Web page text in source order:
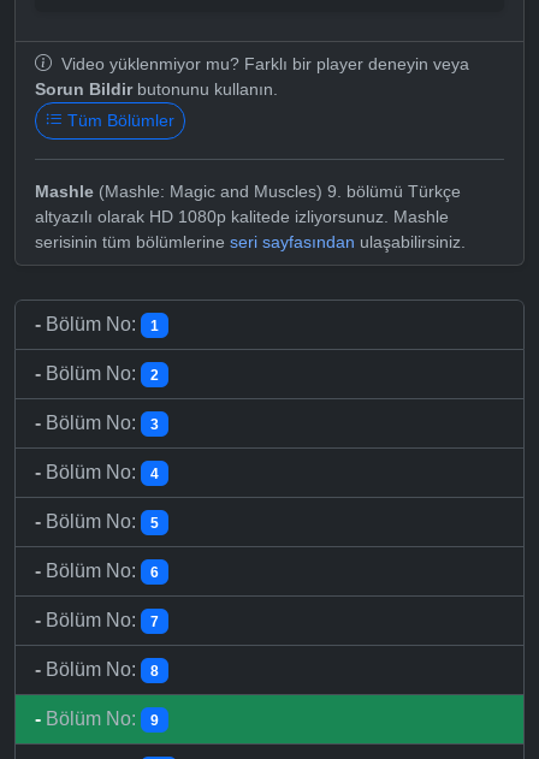
Video yüklenmiyor mu? Farklı bir player deneyin veya
Sorun Bildirbutonunu kullanın.
Tüm Bölümler
Mashle (Mashle: Magic and Muscles) 9. bölümü Türkçe
altyazılı olarak HD 1080p kalitede izliyorsunuz. Mashle
serisinin tüm bölümlerine seri sayfasından ulaşabilirsiniz.
- Bölüm No: 1
- Bölüm No: 2
- Bölüm No: 3
- Bölüm No: 4
- Bölüm No: 5
- Bölüm No: 6
- Bölüm No: 7
- Bölüm No: 8
- Bölüm No: 9